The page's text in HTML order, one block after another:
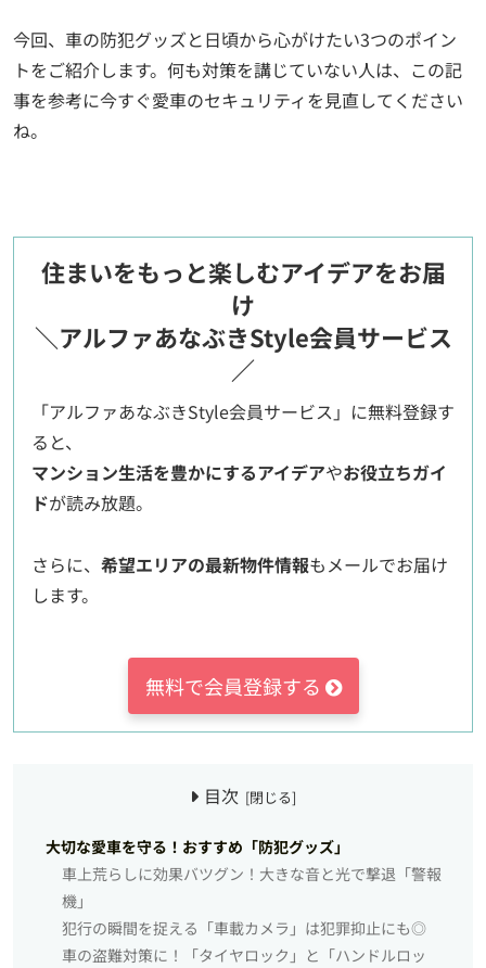
今回、車の防犯グッズと日頃から心がけたい3つのポイン
トをご紹介します。何も対策を講じていない人は、この記
事を参考に今すぐ愛車のセキュリティを見直してください
ね。
住まいをもっと楽しむアイデアをお届
け
＼アルファあなぶきStyle会員サービス
／
「アルファあなぶきStyle会員サービス」に無料登録す
ると、
マンション生活を豊かにするアイデアやお役立ちガイ
ドが読み放題。
さらに、 希望エリアの最新物件情報もメールでお届け
します。
無料で会員登録する
目次
大切な愛車を守る！おすすめ「防犯グッズ」
車上荒らしに効果バツグン！大きな音と光で撃退「警報
機」
犯行の瞬間を捉える「車載カメラ」は犯罪抑止にも◎
車の盗難対策に！「タイヤロック」と「ハンドルロッ